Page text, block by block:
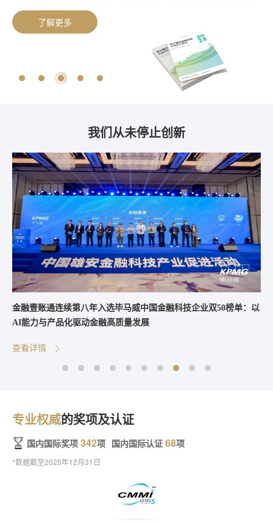
色金融、服务普惠群体、培育金融新质生产力、防控金融风险与推
动全球化发展等方面的持续探索与坚定实践。
了解更多
了解更多
质量发展、践行金融服务实体使命的方法、路径提出建议。
了解更多
了解更多
了解更多
我们从未停止创新
金融壹账通连续第八年入选毕马威中国金融科技企业双50榜单：以
AI能力与产品化驱动金融高质量发展
查看详情
专业权威的奖项及认证
国内国际奖项 342项 国内国际认证 68项
*数据截至2025年12月31日